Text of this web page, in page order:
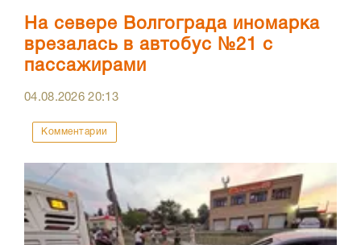
На севере Волгограда иномарка
врезалась в автобус №21 с
пассажирами
04.08.202620:13
Комментарии